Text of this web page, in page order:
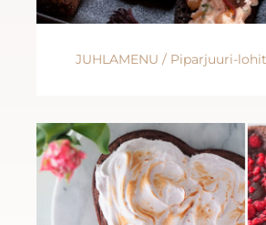
JUHLAMENU / Piparjuuri-